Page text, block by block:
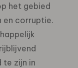
het gebied
en corruptie.
te zijn in